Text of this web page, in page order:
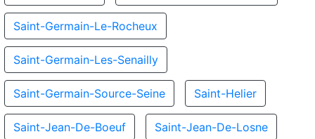
Saint-Germain-Le-Rocheux
Saint-Germain-Les-Senailly
Saint-Germain-Source-Seine Saint-Helier
Saint-Jean-De-Boeuf Saint-Jean-De-Losne